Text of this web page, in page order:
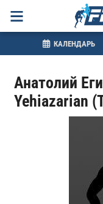
Анатолий
Yehiazarian
КАЛЕНДАРЬ